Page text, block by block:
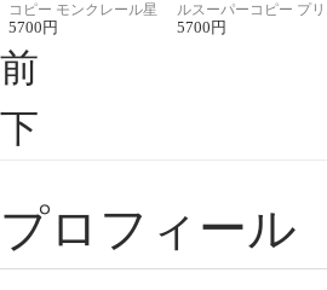
コピー モンクレール星
座半袖Tシャツ
5700 円
ルスーパーコピー プリ
ント半袖Tシャツ
5700 円
前
下
プロフィール